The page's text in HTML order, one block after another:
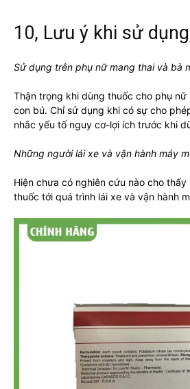
10, Lưu ý khi sử
Sử dụng trên phụ nữ mang thai và bà
Thận trọng khi dùng thuốc cho phụ nữ
con bú. Chỉ sử dụng khi có sự cho
nhắc yếu tố nguy cơ-lợi ích trước khi
Những người lái xe và vận hành máy
Hiện chưa có nghiên cứu nào cho
thuốc tới quá trình lái xe và vận hành